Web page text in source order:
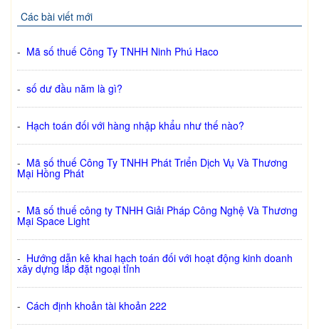
Các bài viết mới
- Mã số thuế Công Ty TNHH Ninh Phú Haco
- số dư đầu năm là gì?
- Hạch toán đối với hàng nhập khẩu như thế nào?
- Mã số thuế Công Ty TNHH Phát Triển Dịch Vụ Và Thương
Mại Hồng Phát
- Mã số thuế công ty TNHH Giải Pháp Công Nghệ Và Thương
Mại Space Light
- Hướng dẫn kê khai hạch toán đối với hoạt động kinh doanh
xây dựng lắp đặt ngoại tỉnh
- Cách định khoản tài khoản 222